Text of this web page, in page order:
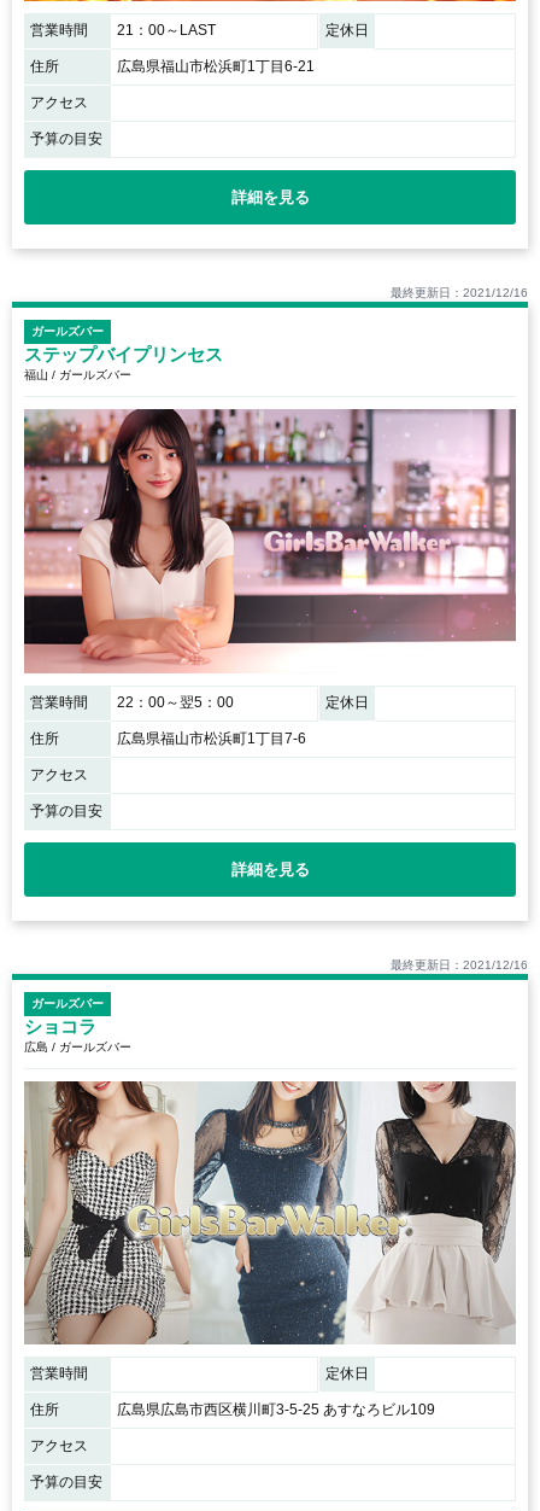
営業時間 21：00～LAST 定休日
住所 広島県福山市松浜町1丁目6-21
アクセス
予算の目安
詳細を見る
最終更新日：2021/12/16
ガールズバー
ステップバイプリンセス
福山 / ガールズバー
営業時間 22：00～翌5：00 定休日
住所 広島県福山市松浜町1丁目7-6
アクセス
予算の目安
詳細を見る
最終更新日：2021/12/16
ガールズバー
ショコラ
広島 / ガールズバー
営業時間 定休日
住所 広島県広島市西区横川町3-5-25 あすなろビル109
アクセス
予算の目安